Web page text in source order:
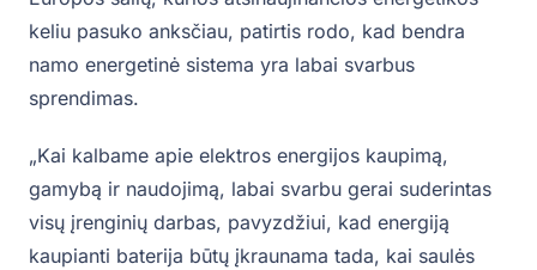
keliu pasuko anksčiau, patirtis rodo, kad bendra
namo energetinė sistema yra labai svarbus
sprendimas.
„Kai kalbame apie elektros energijos kaupimą,
gamybą ir naudojimą, labai svarbu gerai suderintas
visų įrenginių darbas, pavyzdžiui, kad energiją
kaupianti baterija būtų įkraunama tada, kai saulės